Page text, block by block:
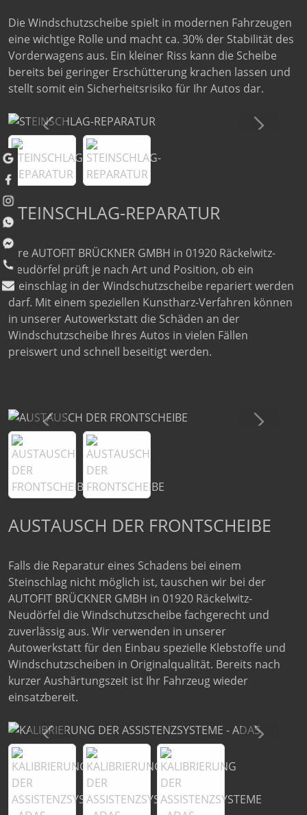
Die Windschutzscheibe spielt in modernen Fahrzeugen
eine wichtige Rolle und macht ca. 30% der Stabilität des
Vorderwagens aus. Ein kleiner Riss kann die Scheibe
bereits bei geringer Erschütterung krachen lassen und
stellt somit ein Sicherheitsrisiko für Ihr Autos dar.
STEINSCHLAG-REPARATUR
Ihre AUTOFIT BRÜCKNER GMBH in 01920 Räckelwitz-
Neudörfel prüft je nach Art und Position, ob ein
Steinschlag in der Windschutzscheibe repariert werden
darf. Mit einem speziellen Kunstharz-Verfahren können
in unserer Autowerkstatt die Schäden an der
Windschutzscheibe Ihres Autos in vielen Fällen
preiswert und schnell beseitigt werden.
AUSTAUSCH DER FRONTSCHEIBE
Falls die Reparatur eines Schadens bei einem
Steinschlag nicht möglich ist, tauschen wir bei der
AUTOFIT BRÜCKNER GMBH in 01920 Räckelwitz-
Neudörfel die Windschutzscheibe fachgerecht und
zuverlässig aus. Wir verwenden in unserer
Autowerkstatt für den Einbau spezielle Klebstoffe und
Windschutzscheiben in Originalqualität. Bereits nach
kurzer Aushärtungszeit ist Ihr Fahrzeug wieder
einsatzbereit.